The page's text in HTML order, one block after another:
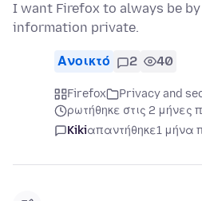
I want Firefox to always be
information private.
Ανοικτό 2 40
Firefox
Privacy and
ρωτήθηκε στις 2 μήνες
Kikiαπαντήθηκε1 μήνα